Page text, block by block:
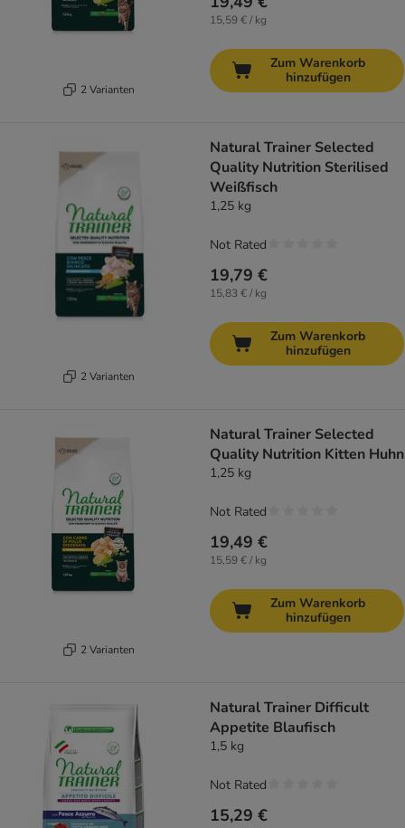
2 Varianten
15,59 € / kg
Zum Warenkorb
hinzufügen
2 Varianten
Natural Trainer Selected
Quality Nutrition Sterilised
Weißfisch
1,25 kg
19,79 €
15,83 € / kg
Not Rated
Zum Warenkorb
hinzufügen
2 Varianten
Natural Trainer Selected
Quality Nutrition Kitten Huhn
1,25 kg
19,49 €
15,59 € / kg
Not Rated
Zum Warenkorb
hinzufügen
Natural Trainer Difficult
Appetite Blaufisch
1,5 kg
15,29 €
Not Rated